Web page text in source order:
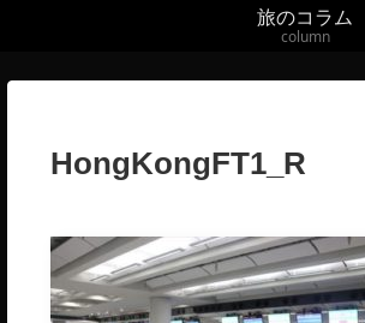
旅のコラム
column
HongKongFT1_R